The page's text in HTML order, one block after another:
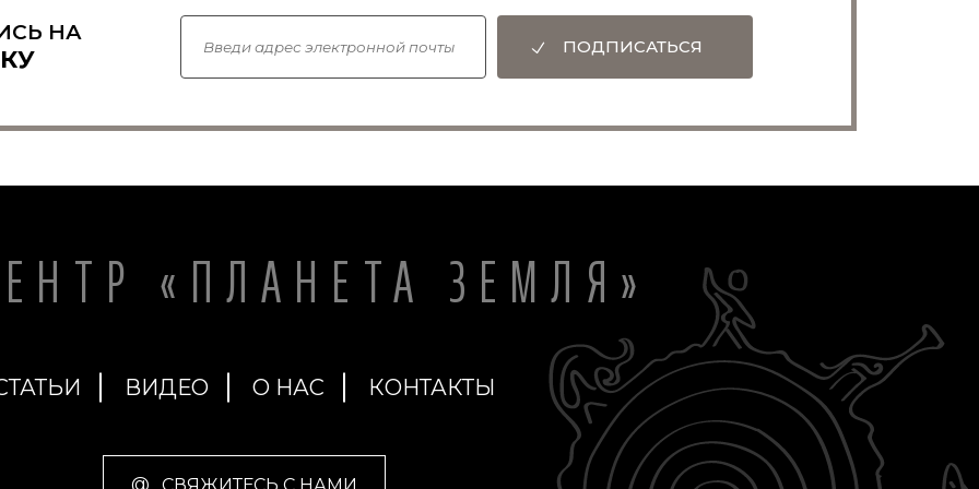
НА
ПОДПИСАТЬСЯ
«ПЛАНЕТА ЗЕМЛЯ»
ВИДЕО О НАС КОНТАКТЫ
@